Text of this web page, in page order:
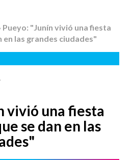
Pueyo: "Junín vivió una fiesta
en las grandes ciudades"
vivió una fiesta
se dan en las